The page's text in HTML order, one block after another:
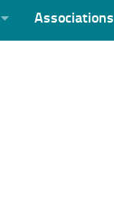
Associations